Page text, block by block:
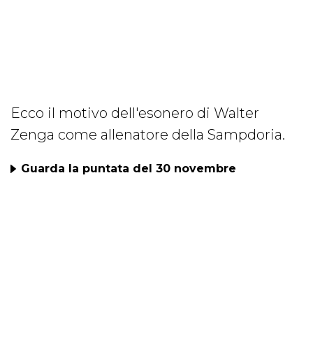
Ecco il motivo dell'esonero di Walter
Zenga come allenatore della Sampdoria.
Guarda la puntata del 30 novembre